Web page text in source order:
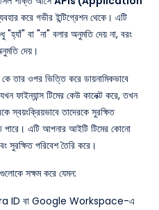
করে গভীর ইন্টিগ্রেশন থেকে। এটি
"হ্যাঁ" বা "না" বলার অনুমতি দেয় না, বরং
দেয়।
তার ওপর ভিত্তি করে ডায়নামিকভাবে
ফাইন্যান্স টিমের কেউ কানেক্ট করে, তখন
স্বয়ংক্রিয়ভাবে তাদেরকে সুরক্ষিত
এটি আপনার আইটি টিমের কোনো
সুরক্ষিত পরিবেশ তৈরি করে।
সক্ষম করে যেমন:
ID বা Google Workspace-এ